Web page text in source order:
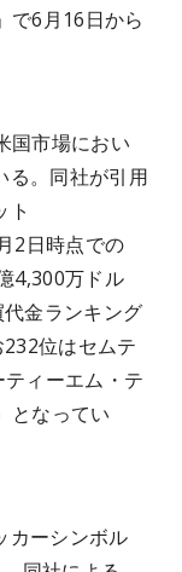
で6月16日から
国市場におい
る。同社が引用
ト
2日時点での
4,300万ドル
代金ランキング
位はセムテ
ィーエム・テ
となってい
カーシンボル